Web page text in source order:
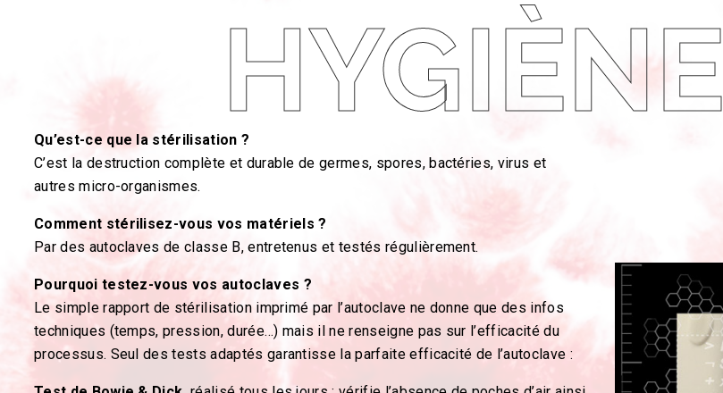
HYGIÈNE
Qu’est-ce que la stérilisation ?
C’est la destruction complète et durable de germes, spores, bactéries, virus et
autres micro-organismes.
Comment stérilisez-vous vos matériels ?
Par des autoclaves de classe B, entretenus et testés régulièrement.
Pourquoi testez-vous vos autoclaves ?
Le simple rapport de stérilisation imprimé par l’autoclave ne donne que des infos
techniques (temps, pression, durée…) mais il ne renseigne pas sur l’efficacité du
processus. Seul des tests adaptés garantisse la parfaite efficacité de l’autoclave :